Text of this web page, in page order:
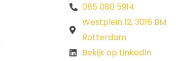
085 080 5914
Westplein 12, 3016 BM
Rotterdam
Bekijk op LinkedIn